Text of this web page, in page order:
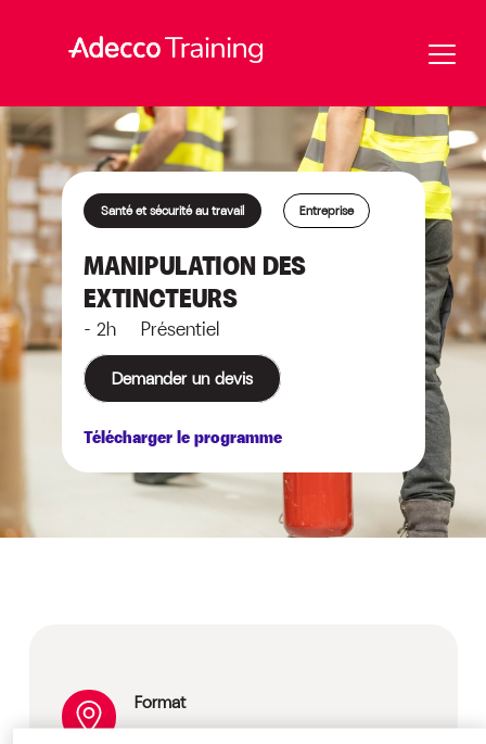
Santé et sécurité au travail Entreprise
MANIPULATION DES
EXTINCTEURS
- 2h Présentiel
Demander un devis
Télécharger le programme
Format